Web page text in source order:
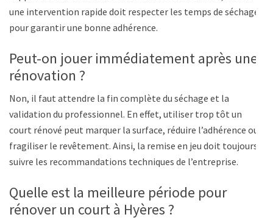
une intervention rapide doit respecter les temps de séchage
pour garantir une bonne adhérence.
Peut-on jouer immédiatement après une
rénovation ?
Non, il faut attendre la fin complète du séchage et la
validation du professionnel. En effet, utiliser trop tôt un
court rénové peut marquer la surface, réduire l’adhérence ou
fragiliser le revêtement. Ainsi, la remise en jeu doit toujours
suivre les recommandations techniques de l’entreprise.
Quelle est la meilleure période pour
rénover un court à Hyères ?